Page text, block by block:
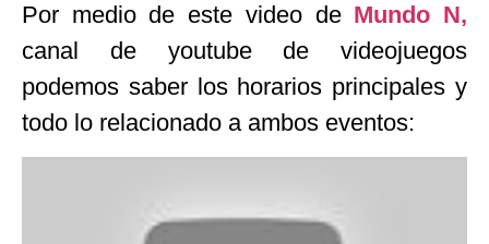
Por medio de este video de Mundo N,
canal de youtube de videojuegos
podemos saber los horarios principales y
todo lo relacionado a ambos eventos: